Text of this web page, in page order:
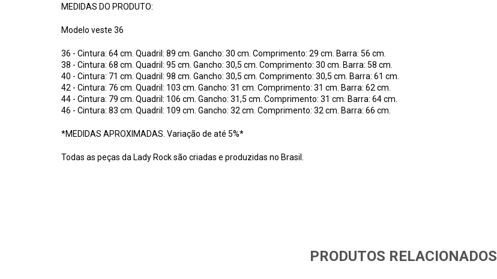
MEDIDAS DO PRODUTO:
Modelo veste 36
36 - Cintura: 64 cm. Quadril: 89 cm. Gancho: 30 cm. Comprimento: 29 cm. Barra: 56 cm.
38 - Cintura: 68 cm. Quadril: 95 cm. Gancho: 30,5 cm. Comprimento: 30 cm. Barra: 58 cm.
40 - Cintura: 71 cm. Quadril: 98 cm. Gancho: 30,5 cm. Comprimento: 30,5 cm. Barra: 61 cm.
42 - Cintura: 76 cm. Quadril: 103 cm. Gancho: 31 cm. Comprimento: 31 cm. Barra: 62 cm.
44 - Cintura: 79 cm. Quadril: 106 cm. Gancho: 31,5 cm. Comprimento: 31 cm. Barra: 64 cm.
46 - Cintura: 83 cm. Quadril: 109 cm. Gancho: 32 cm. Comprimento: 32 cm. Barra: 66 cm.
*MEDIDAS APROXIMADAS. Variação de até 5%*
Todas as peças da Lady Rock são criadas e produzidas no Brasil.
PRODUTOS RELACIONADOS